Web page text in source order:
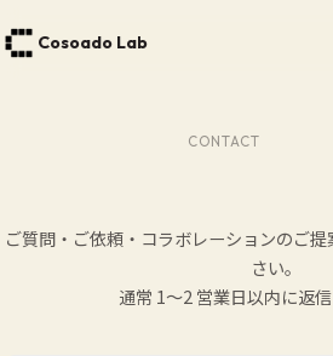
Cosoado Lab
CONTACT
ご質問・ご依頼・コラボレーションのご
さい。
通常 1〜2 営業日以内に返信